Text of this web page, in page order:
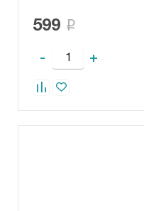
599
- +